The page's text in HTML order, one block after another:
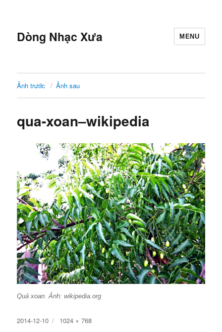
Dòng Nhạc Xưa MENU
Ảnh trước Ảnh sau
qua-xoan–wikipedia
Quả xoan. Ảnh: wikipedia.org
Đăng
2014-12-10
Kích
1024 × 768